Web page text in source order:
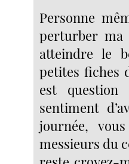
Personne
perturber ma
atteindre le
petites fiches
est question
sentiment
journée,
messieurs du